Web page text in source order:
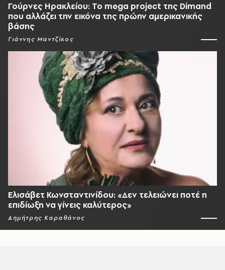
Γούρνες Ηρακλείου: To mega project της Dimand
που αλλάζει την εικόνα της πρώην αμερικανικής
βάσης
Γιάννης Μαντζίκος
Ελισάβετ Κωνσταντινίδου: «Δεν τελειώνει ποτέ η
επιδίωξη να γίνεις καλύτερος»
Δημήτρης Καραθάνος